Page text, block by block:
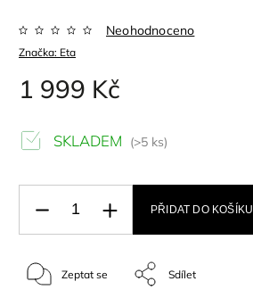
Značka: Eta
Neohodnoceno
1 999 Kč
SKLADEM (>5 ks)
PŘIDAT DO KOŠÍKU
Zeptat se Sdílet